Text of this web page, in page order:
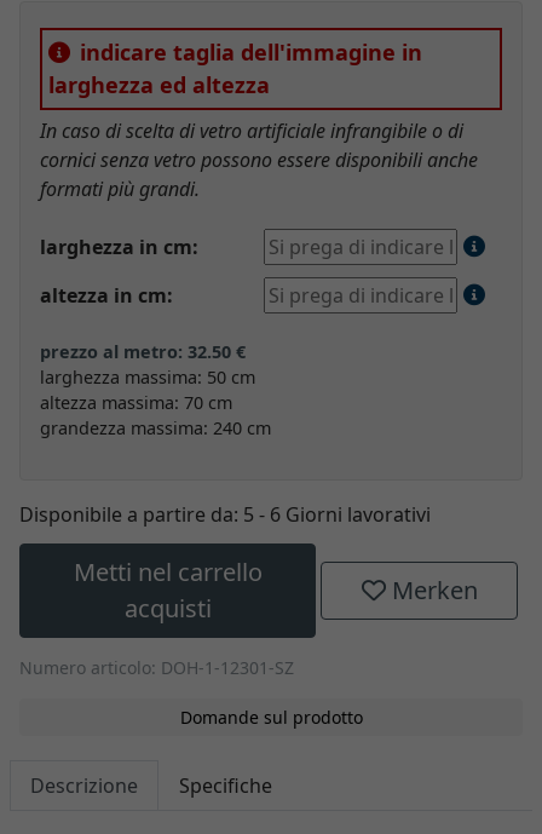
indicare taglia dell'immagine in
larghezza ed altezza
In caso di scelta di vetro artificiale infrangibile o di
cornici senza vetro possono essere disponibili anche
formati più grandi.
larghezza in cm:
altezza in cm:
prezzo al metro: 32.50 €
larghezza massima: 50 cm
altezza massima: 70 cm
grandezza massima: 240 cm
Disponibile a partire da: 5 - 6 Giorni lavorativi
Metti nel carrello
acquisti
Merken
Numero articolo: DOH-1-12301-SZ
Domande sul prodotto
Descrizione Specifiche